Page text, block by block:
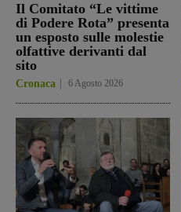
Il Comitato “Le vittime
di Podere Rota” presenta
un esposto sulle molestie
olfattive derivanti dal
sito
Cronaca 6 Agosto 2026